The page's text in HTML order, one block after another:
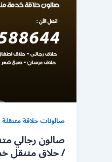
صالونات حلاقة
/ حلاق متنقل